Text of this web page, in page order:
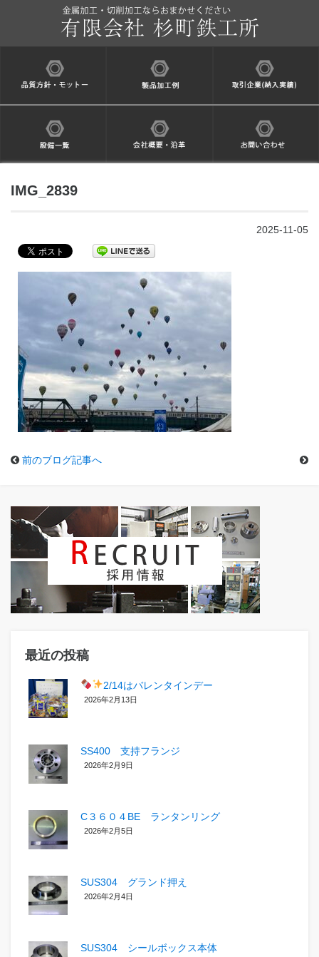
IMG_2839
2025-11-05
前のブログ記事へ
最近の投稿
2/14はバレンタインデー
2026年2月13日
SS400 支持フランジ
2026年2月9日
C３６０４BE ランタンリング
2026年2月5日
SUS304 グランド押え
2026年2月4日
SUS304 シールボックス本体